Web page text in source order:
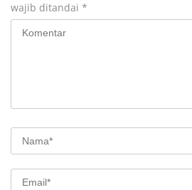
wajib ditandai *